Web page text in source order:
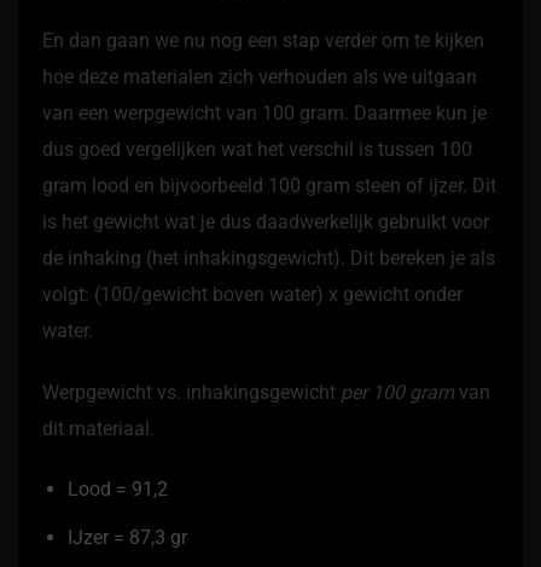
En dan gaan we nu nog een stap verder om te kijken
hoe deze materialen zich verhouden als we uitgaan
van een werpgewicht van 100 gram. Daarmee kun je
dus goed vergelijken wat het verschil is tussen 100
gram lood en bijvoorbeeld 100 gram steen of ijzer. Dit
is het gewicht wat je dus daadwerkelijk gebruikt voor
de inhaking (het inhakingsgewicht). Dit bereken je als
volgt: (100/gewicht boven water) x gewicht onder
water.
Werpgewicht vs. inhakingsgewicht per 100 gram van
dit materiaal.
Lood = 91,2
IJzer = 87,3 gr